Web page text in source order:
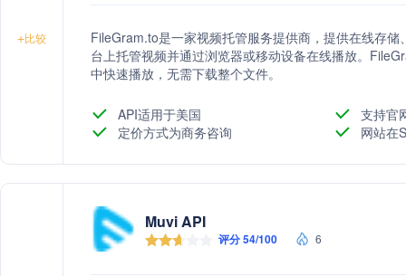
+比较
FileGram.to是一家视频托管服务提供商，提供在线存
台上托管视频并通过浏览器或移动设备在线播放。
中快速播放，无需下载整个文件。
API适用于美国
支持官
定价方式为商务咨询
网站在
Muvi API
评分 54/100 6